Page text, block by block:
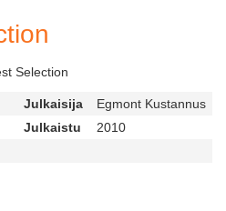
Selection
Julkaisija
Egmont Kustannus
Julkaistu
2010